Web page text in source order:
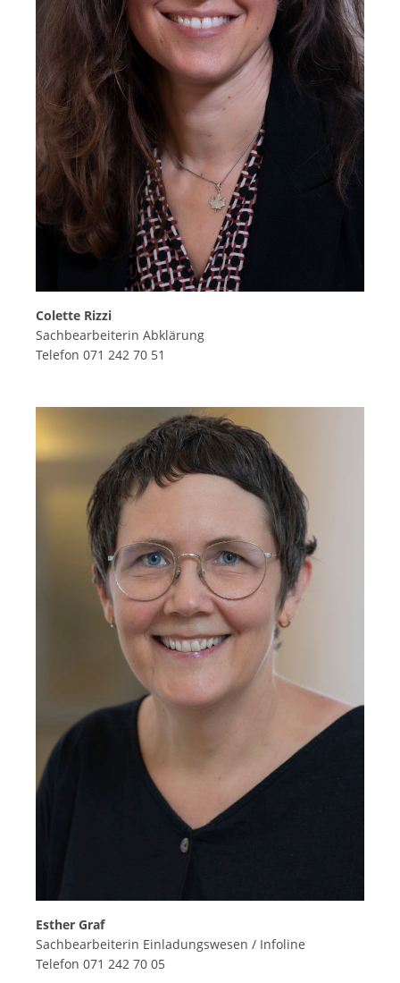
Colette Rizzi
Sachbearbeiterin Abklärung
Telefon 071 242 70 51
Esther Graf
Sachbearbeiterin Einladungswesen / Infoline
Telefon 071 242 70 05